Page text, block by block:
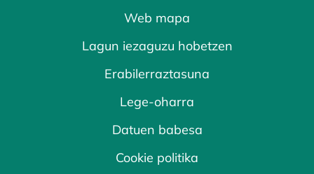
Web mapa
Lagun iezaguzu hobetzen
Erabilerraztasuna
Lege-oharra
Datuen babesa
Cookie politika